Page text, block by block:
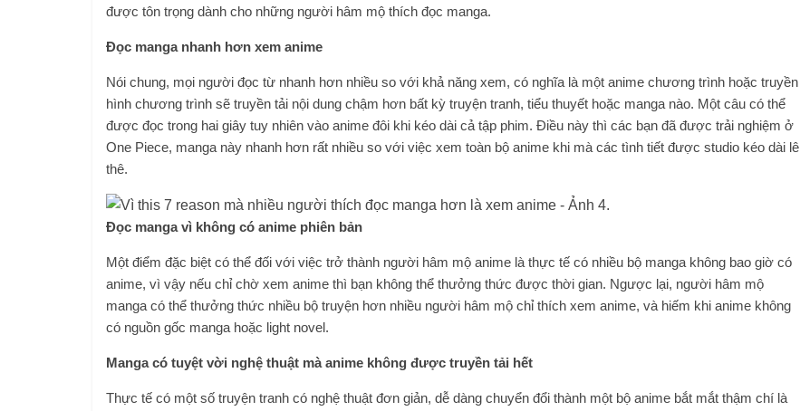
được tôn trọng dành cho những người hâm mộ thích đọc manga.
Đọc manga nhanh hơn xem anime
Nói chung, mọi người đọc từ nhanh hơn nhiều so với khả năng xem, có nghĩa là một anime chương trình hoặc truyền
hình chương trình sẽ truyền tải nội dung chậm hơn bất kỳ truyện tranh, tiểu thuyết hoặc manga nào. Một câu có thể
được đọc trong hai giây tuy nhiên vào anime đôi khi kéo dài cả tập phim. Điều này thì các bạn đã được trải nghiệm ở
One Piece, manga này nhanh hơn rất nhiều so với việc xem toàn bộ anime khi mà các tình tiết được studio kéo dài lê
thê.
Đọc manga vì không có anime phiên bản
Một điểm đặc biệt có thể đối với việc trở thành người hâm mộ anime là thực tế có nhiều bộ manga không bao giờ có
anime, vì vậy nếu chỉ chờ xem anime thì bạn không thể thưởng thức được thời gian. Ngược lại, người hâm mộ
manga có thể thưởng thức nhiều bộ truyện hơn nhiều người hâm mộ chỉ thích xem anime, và hiếm khi anime không
có nguồn gốc manga hoặc light novel.
Manga có tuyệt vời nghệ thuật mà anime không được truyền tải hết
Thực tế có một số truyện tranh có nghệ thuật đơn giản, dễ dàng chuyển đổi thành một bộ anime bắt mắt thậm chí là